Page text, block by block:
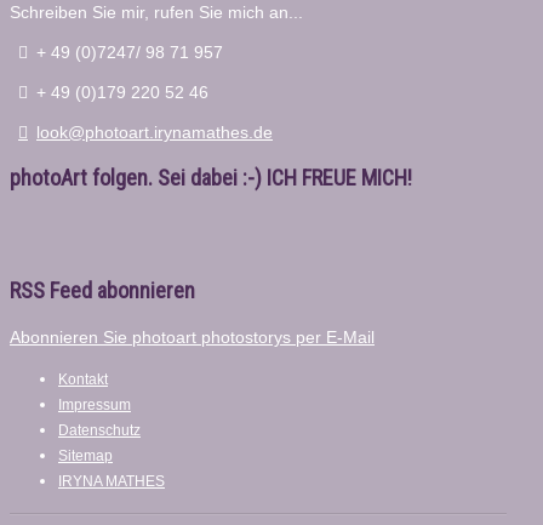
Schreiben Sie mir, rufen Sie mich an...
+ 49 (0)7247/ 98 71 957
+ 49 (0)179 220 52 46
look@photoart.irynamathes.de
photoArt folgen. Sei dabei :-) ICH FREUE MICH!
RSS Feed abonnieren
Abonnieren Sie photoart photostorys per E-Mail
Kontakt
Impressum
Datenschutz
Sitemap
IRYNA MATHES